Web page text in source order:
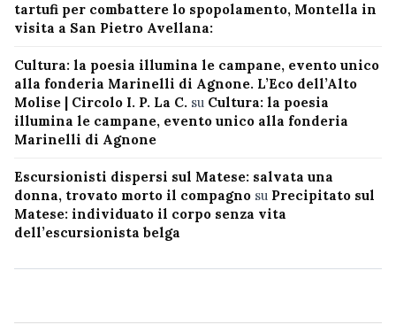
tartufi per combattere lo spopolamento, Montella in
visita a San Pietro Avellana:
Cultura: la poesia illumina le campane, evento unico
alla fonderia Marinelli di Agnone. L’Eco dell’Alto
Molise | Circolo I. P. La C. su Cultura: la poesia
illumina le campane, evento unico alla fonderia
Marinelli di Agnone
Escursionisti dispersi sul Matese: salvata una
donna, trovato morto il compagno su Precipitato sul
Matese: individuato il corpo senza vita
dell’escursionista belga